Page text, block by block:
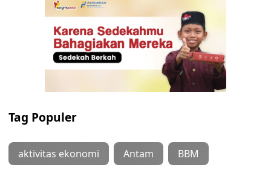
Tag Populer
aktivitas ekonomi Antam BBM